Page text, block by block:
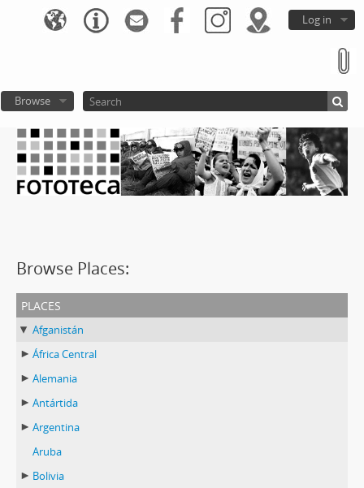
Log in
Browse
Browse Places:
places
Afganistán
África Central
Alemania
Antártida
Argentina
Aruba
Bolivia